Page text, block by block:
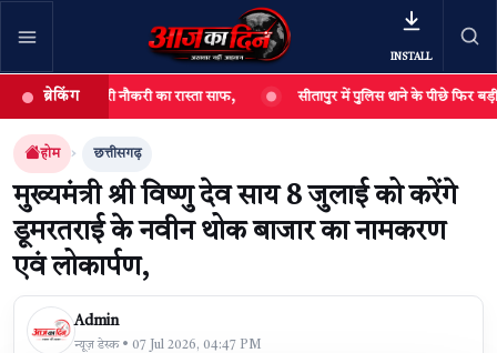
INSTALL
खबर खोजें
खोजें
ब्रेकिंग
नौकरी का रास्ता साफ, सीतापुर में पुलिस थाने के पीछे फिर बड़ी चोरी: श्री
होम छत्तीसगढ़
मुख्यमंत्री श्री विष्णु देव साय 8 जुलाई को करेंगे
डूमरतराई के नवीन थोक बाजार का नामकरण
एवं लोकार्पण,
Admin
न्यूज़ डेस्क • 07 Jul 2026, 04:47 PM